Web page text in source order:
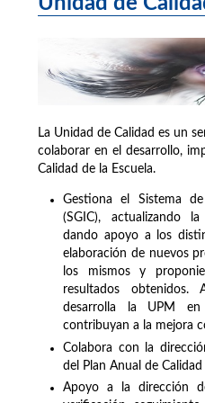
La Unidad de Calidad es un
colaborar en el desarrollo,
Calidad de la Escuela.
Gestiona el Sistema
(SGIC), actualizando
dando apoyo a los
elaboración de nuevos
los mismos y
resultados
desarrolla la UPM
contribuyan a la mejora
Colabora con la
del Plan Anual de Calidad
Apoyo a la dirección